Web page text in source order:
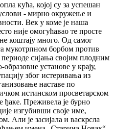
кућа, којој су за успешан
- мирно окружење и
Век у коме је наша
није омогућавао те просте
коштају много. Од самог
мукотрпном борбом против
сијања својим плодним
установе у крају,
због истеривања из
наставе по
истинском просветарском
ђаке. Преживела је бурно
изгубивши своје име,
Али је засијала и васкрсла